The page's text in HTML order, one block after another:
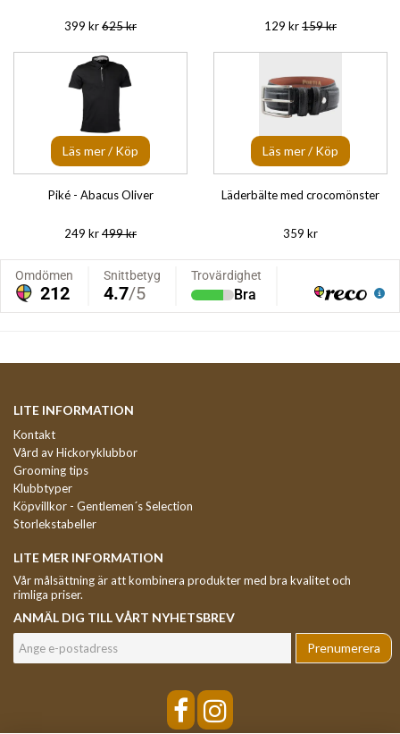
399 kr625 kr 129 kr159 kr
Läs mer / Köp
Piké - Abacus Oliver
249 kr499 kr
Läs mer / Köp
Läderbälte med crocomönster
359 kr
LITE INFORMATION
Kontakt
Vård av Hickoryklubbor
Grooming tips
Klubbtyper
Köpvillkor - Gentlemen´s Selection
Storlekstabeller
LITE MER INFORMATION
Vår målsättning är att kombinera produkter med bra kvalitet och
rimliga priser.
ANMÄL DIG TILL VÅRT NYHETSBREV
Prenumerera